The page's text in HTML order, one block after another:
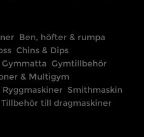
Ben, höfter & rumpa
Chins & Dips
Gymmatta Gymtillbehör
& Multigym
Ryggmaskiner Smithmaskin
Tillbehör till dragmaskiner